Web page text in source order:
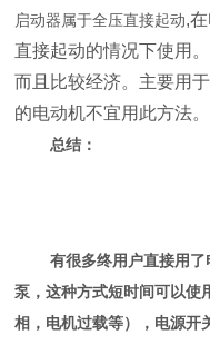
启动器属于全压直接起动,
直接起动的情况下使用
而且比较经济。主要用
的电动机不宜用此方法
总结：
有很多终用户直接用
泵，这种方式短时间可以使
相，电机过载等），电源开